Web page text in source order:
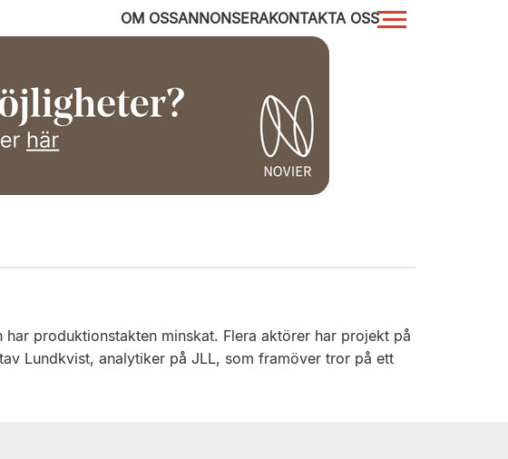
OM OSSANNONSERAKONTAKTA OSS
produktionstakten minskat. Flera aktörer har projekt på
Lundkvist, analytiker på JLL, som framöver tror på ett